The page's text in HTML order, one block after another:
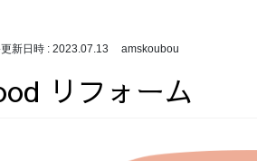
新日時 : 2023.07.13 amskoubou
リフォーム